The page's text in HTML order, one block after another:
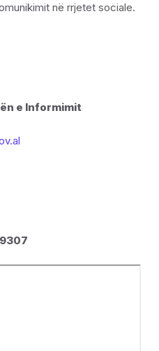
në rrjetet sociale.
e Informimit